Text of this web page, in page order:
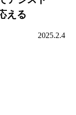
える
2025.2.4